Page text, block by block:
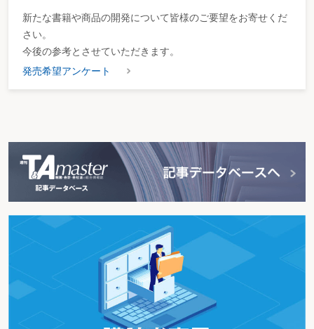
新たな書籍や商品の開発について皆様のご要望をお寄せくだ
さい。
今後の参考とさせていただきます。
発売希望アンケート